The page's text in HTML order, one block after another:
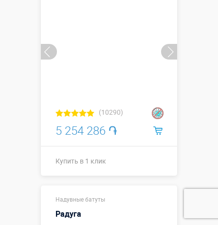
(10290)
5 254 286 ֏
Купить в 1 клик
Надувные батуты
Радуга